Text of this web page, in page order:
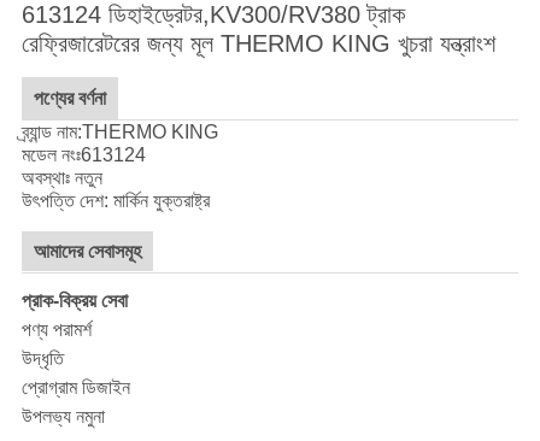
613124 ডিহাইড্রেটর,KV300/RV380 ট্রাক
রেফ্রিজারেটরের জন্য মূল THERMO KING খুচরা যন্ত্রাংশ
পণ্যের বর্ণনা
ব্র্যান্ড নাম:THERMO KING
মডেল নংঃ613124
অবস্থাঃ নতুন
উৎপত্তি দেশ: মার্কিন যুক্তরাষ্ট্র
আমাদের সেবাসমূহ
প্রাক-বিক্রয় সেবা
পণ্য পরামর্শ
উদ্ধৃতি
প্রোগ্রাম ডিজাইন
উপলভ্য নমুনা